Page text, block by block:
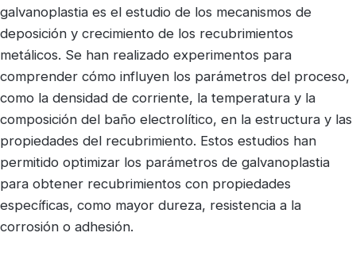
galvanoplastia es el estudio de los mecanismos de
deposición y crecimiento de los recubrimientos
metálicos. Se han realizado experimentos para
comprender cómo influyen los parámetros del proceso,
como la densidad de corriente, la temperatura y la
composición del baño electrolítico, en la estructura y las
propiedades del recubrimiento. Estos estudios han
permitido optimizar los parámetros de galvanoplastia
para obtener recubrimientos con propiedades
específicas, como mayor dureza, resistencia a la
corrosión o adhesión.